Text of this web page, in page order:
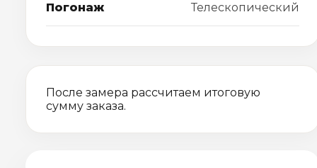
Погонаж Телескопический
После замера рассчитаем итоговую
сумму заказа.